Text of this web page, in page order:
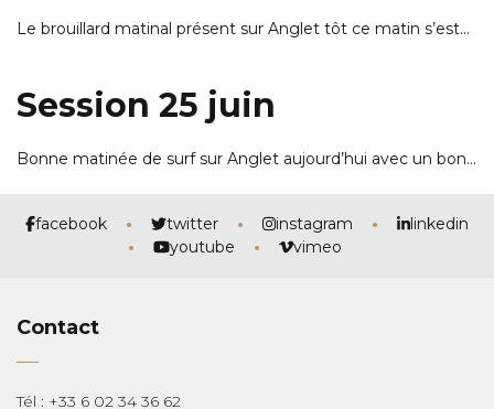
Le brouillard matinal présent sur Anglet tôt ce matin s’est…
Session 25 juin
Bonne matinée de surf sur Anglet aujourd’hui avec un bon…
facebook twitter instagram
linkedin
youtube
vimeo
Contact
Tél : +33 6 02 34 36 62